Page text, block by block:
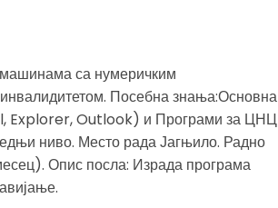
са нумеричким
Посебна знања:Основна
Explorer, Outlook) и Програми за ЦНЦ
ниво. Место рада Јагњило. Радно
Опис посла: Израда програма